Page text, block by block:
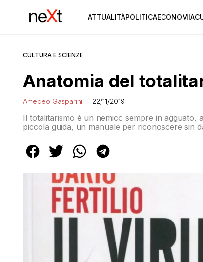
ATTUALITÀPOLITICAECONOMIA
CULTURA E SCIENZE
Anatomia del
Amedeo Gasparini 22/11/2019
Il totalitarismo è un nemico sempre in agguato,
piccola guida, un manuale per riconoscere sin